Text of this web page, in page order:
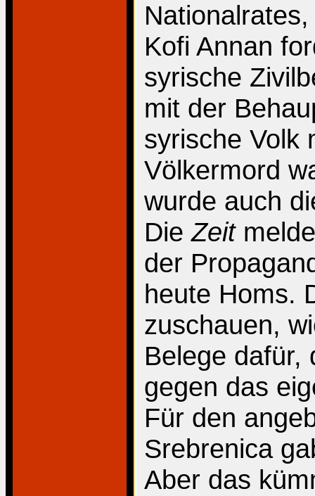
Kofi Annan
syrische
mit der
syrische Volk
Völkermord
wurde auch
DieZeit
der
heute Homs.
zuschauen,
Belege dafür,
gegen das
Für den
Srebrenica
Aber das